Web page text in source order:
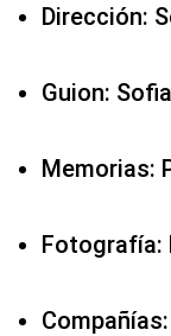
Dirección:
Guion:
Memorias:
Fotografía: